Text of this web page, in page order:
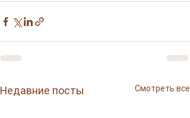
Недавние посты Смотреть все